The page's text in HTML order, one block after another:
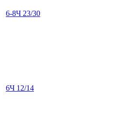
6-8Ч 23/30
6Ч 12/14